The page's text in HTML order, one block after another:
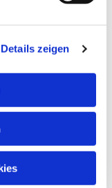
Details zeigen